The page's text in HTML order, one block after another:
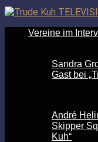
Vereine im
Sandra
Gast bei
André
Skipper
Kuh“